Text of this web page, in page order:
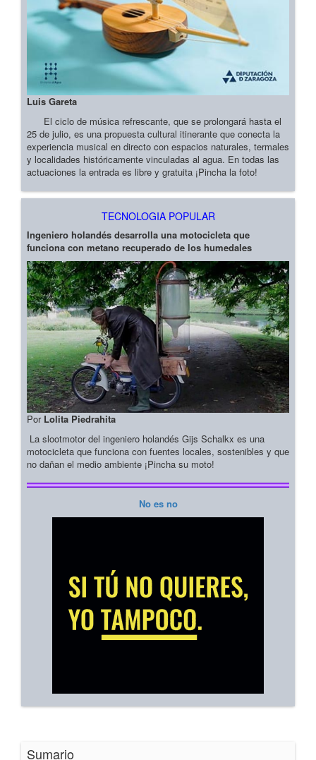
Luis Gareta
El ciclo de música refrescante, que se prolongará hasta el
25 de julio, es una propuesta cultural itinerante que conecta la
experiencia musical en directo con espacios naturales, termales
y localidades históricamente vinculadas al agua. En todas las
actuaciones la entrada es libre y gratuita ¡Pincha la foto!
TECNOLOGIA POPULAR
Ingeniero holandés desarrolla una motocicleta que
funciona con metano recuperado de los humedales
Por Lolita Piedrahita
La slootmotor del ingeniero holandés Gijs Schalkx es una
motocicleta que funciona con fuentes locales, sostenibles y que
no dañan el medio ambiente ¡Pincha su moto!
No es no
Sumario